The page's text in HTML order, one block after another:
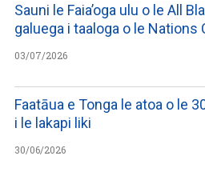
Sauni le Faia’oga ulu o le All
galuega i taaloga o le Nations
03/07/2026
Faatāua e Tonga le atoa o le
i le lakapi liki
30/06/2026